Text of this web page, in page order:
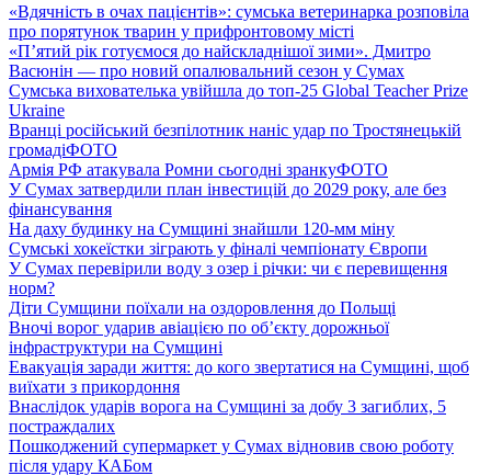
«Вдячність в очах пацієнтів»: сумська ветеринарка розповіла
про порятунок тварин у прифронтовому місті
«П’ятий рік готуємося до найскладнішої зими». Дмитро
Васюнін — про новий опалювальний сезон у Сумах
Сумська вихователька увійшла до топ-25 Global Teacher Prize
Ukraine
Вранці російський безпілотник наніс удар по Тростянецькій
громадіФОТО
Армія РФ атакувала Ромни сьогодні зранкуФОТО
У Сумах затвердили план інвестицій до 2029 року, але без
фінансування
На даху будинку на Сумщині знайшли 120-мм міну
Сумські хокеїстки зіграють у фіналі чемпіонату Європи
У Сумах перевірили воду з озер і річки: чи є перевищення
норм?
Діти Сумщини поїхали на оздоровлення до Польщі
Вночі ворог ударив авіацією по обʼєкту дорожньої
інфраструктури на Сумщині
Евакуація заради життя: до кого звертатися на Сумщині, щоб
виїхати з прикордоння
Внаслідок ударів ворога на Сумщині за добу 3 загиблих, 5
постраждалих
Пошкоджений супермаркет у Сумах відновив свою роботу
після удару КАБом